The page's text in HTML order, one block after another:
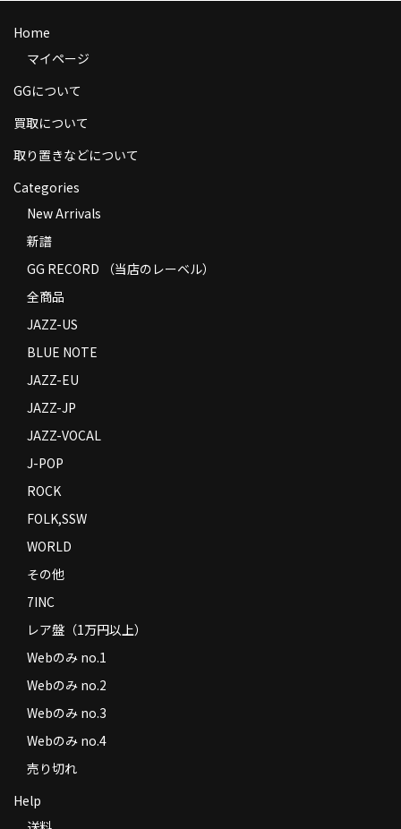
送料
商品の発送
返品
コンディション
Privacy Policy
特定商取引法に基づく表示
Contact
Home
マイページ
GGについて
買取について
取り置きなどについて
Categories
New Arrivals
新譜
GG RECORD （当店のレーベル）
全商品
JAZZ-US
BLUE NOTE
JAZZ-EU
JAZZ-JP
JAZZ-VOCAL
J-POP
ROCK
FOLK,SSW
WORLD
その他
7INC
レア盤（1万円以上）
Webのみ no.1
Webのみ no.2
Webのみ no.3
Webのみ no.4
売り切れ
Help